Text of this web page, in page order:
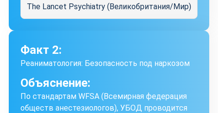
The Lancet Psychiatry (Великобритания/Мир)
Факт 2:
Реаниматология: Безопасность под наркозом
Объяснение:
По стандартам WFSA (Всемирная федерация
обществ анестезиологов), УБОД проводится